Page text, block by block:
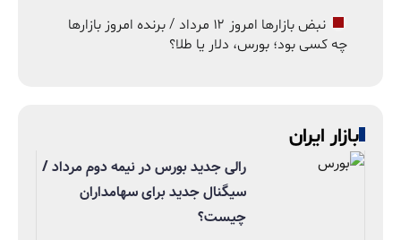
نبض بازارها امروز ۱۲ مرداد / برنده امروز بازارها
چه کسی بود؛ بورس، دلار یا طلا؟
بازار ایران
رالی جدید بورس در نیمه دوم مرداد /
سیگنال جدید برای سهامداران
چیست؟